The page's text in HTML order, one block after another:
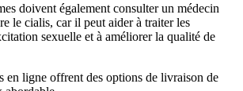
doivent également consulter un médecin
le cialis, car il peut aider à traiter les
sexuelle et à améliorer la qualité de
en ligne offrent des options de livraison de